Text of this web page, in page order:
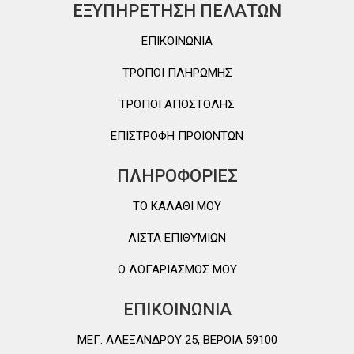
ΕΞΥΠΗΡΕΤΗΣΗ ΠΕΛΑΤΩΝ
ΕΠΙΚΟΙΝΩΝΙΑ
ΤΡΟΠΟΙ ΠΛΗΡΩΜΗΣ
ΤΡΟΠΟΙ ΑΠΟΣΤΟΛΗΣ
ΕΠΙΣΤΡΟΦΗ ΠΡΟΙΟΝΤΩΝ
ΠΛΗΡΟΦΟΡΙΕΣ
TO ΚΑΛΑΘΙ MOY
ΛΙΣΤΑ ΕΠΙΘΥΜΙΩΝ
Ο ΛΟΓΑΡΙΑΣΜΟΣ ΜΟΥ
ΕΠΙΚΟΙΝΩΝΙΑ
ΜΕΓ. ΑΛΕΞΑΝΔΡΟΥ 25, ΒΕΡΟΙΑ 59100